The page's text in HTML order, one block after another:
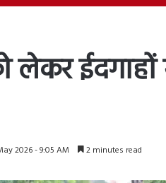
लेकर
2026 - 9:05 AM 2 minutes read